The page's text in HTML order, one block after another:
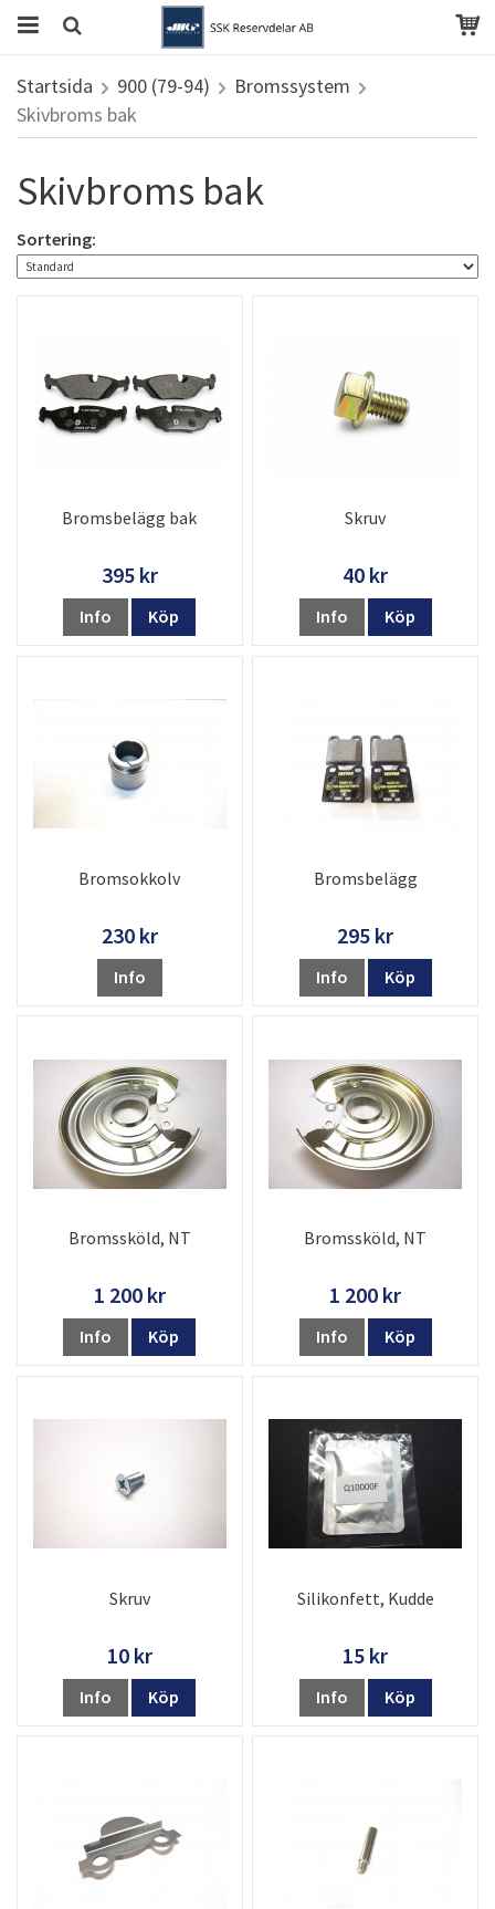
Startsida 900 (79-94)
Bromssystem
Skivbroms bak
Skivbroms bak
Sortering:
Bromsbelägg bak
395 kr
Info Köp
Skruv
40 kr
Info Köp
Bromsokkolv
230 kr
Info
Bromsbelägg
295 kr
Info Köp
Bromssköld, NT
1 200 kr
Info Köp
Bromssköld, NT
1 200 kr
Info Köp
Skruv
10 kr
Info Köp
Silikonfett, Kudde
15 kr
Info Köp